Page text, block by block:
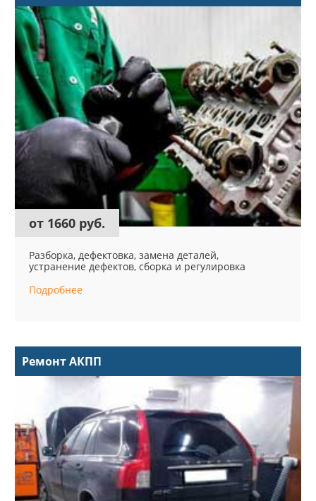
от 1660 руб.
Разборка, дефектовка, замена деталей,
устранение дефектов, сборка и регулировка
Подробнее
Ремонт АКПП